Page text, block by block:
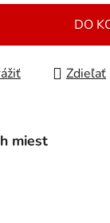
DO
Zdieľať
miest